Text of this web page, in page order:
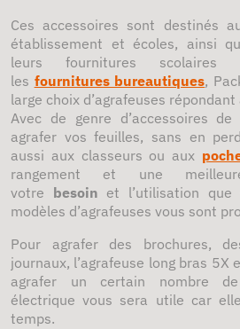
Ces accessoires sont destinés
établissement et écoles, ainsi
leurs fournitures
les fournitures bureautiques,
large choix d’agrafeuses
Avec de genre d’accessoires
agrafer vos feuilles, sans en
aussi aux classeurs ou aux
rangement et une meilleure
votre besoin et l’utilisation que
modèles d’agrafeuses vous sont
Pour agrafer des brochures,
journaux, l’agrafeuse long bras 5X
agrafer un certain nombre de
électrique vous sera utile car
temps.